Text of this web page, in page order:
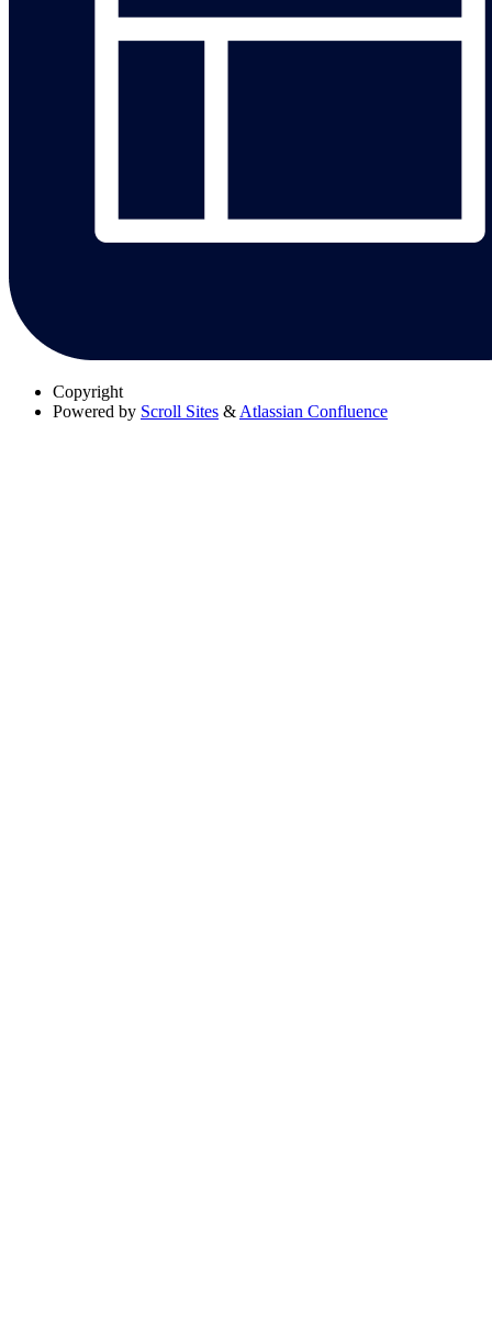
Copyright
Powered by Scroll Sites & Atlassian Confluence